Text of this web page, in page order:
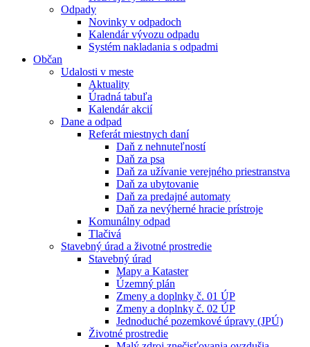
Odpady
Novinky v odpadoch
Kalendár vývozu odpadu
Systém nakladania s odpadmi
Občan
Udalosti v meste
Aktuality
Úradná tabuľa
Kalendár akcií
Dane a odpad
Referát miestnych daní
Daň z nehnuteľností
Daň za psa
Daň za užívanie verejného priestranstva
Daň za ubytovanie
Daň za predajné automaty
Daň za nevýherné hracie prístroje
Komunálny odpad
Tlačivá
Stavebný úrad a životné prostredie
Stavebný úrad
Mapy a Kataster
Územný plán
Zmeny a doplnky č. 01 ÚP
Zmeny a doplnky č. 02 ÚP
Jednoduché pozemkové úpravy (JPÚ)
Životné prostredie